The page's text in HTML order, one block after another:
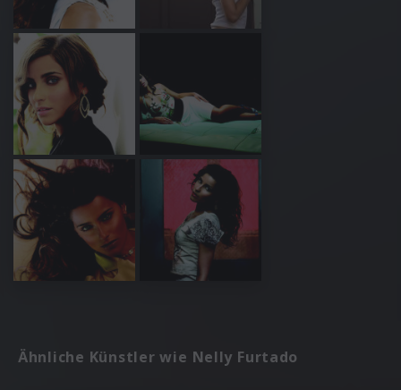
Ähnliche Künstler wie Nelly Furtado